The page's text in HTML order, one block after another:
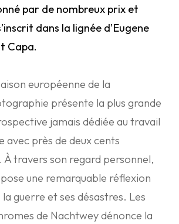
par de nombreux prix et
dans la lignée d’Eugene
Capa.
européenne de la
présente la plus grande
jamais dédiée au travail
avec près de deux cents
travers son regard personnel,
une remarquable réflexion
guerre et ses désastres. Les
de Nachtwey dénonce la